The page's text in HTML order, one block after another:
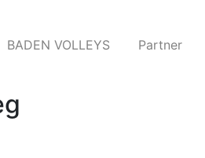
BADEN VOLLEYS Partner